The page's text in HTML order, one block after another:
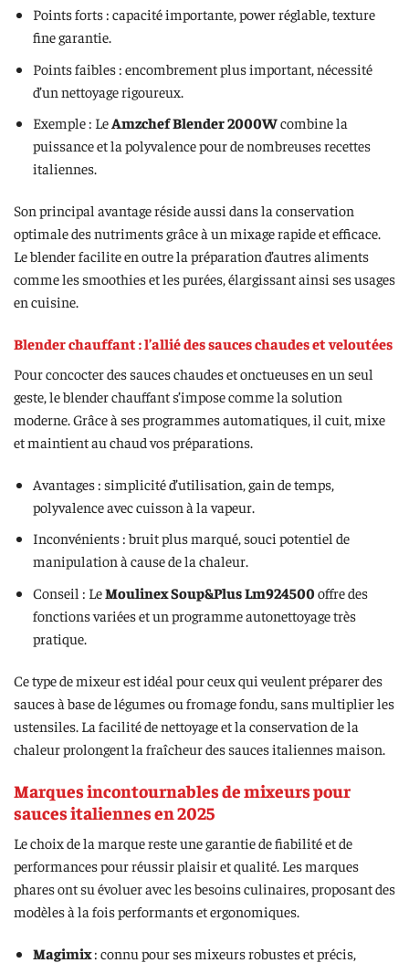
Points forts : capacité importante, power réglable, texture
fine garantie.
Points faibles : encombrement plus important, nécessité
d’un nettoyage rigoureux.
Exemple : LeAmzchef Blender 2000Wcombine la
puissance et la polyvalence pour de nombreuses recettes
italiennes.
Son principal avantage réside aussi dans la conservation
optimale des nutriments grâce à un mixage rapide et efficace.
Le blender facilite en outre la préparation d’autres aliments
comme les smoothies et les purées, élargissant ainsi ses usages
en cuisine.
Blender chauffant : l’allié des sauces chaudes et veloutées
Pour concocter des sauces chaudes et onctueuses en un seul
geste, le blender chauffant s’impose comme la solution
moderne. Grâce à ses programmes automatiques, il cuit, mixe
et maintient au chaud vos préparations.
Avantages : simplicité d’utilisation, gain de temps,
polyvalence avec cuisson à la vapeur.
Inconvénients : bruit plus marqué, souci potentiel de
manipulation à cause de la chaleur.
Conseil : LeMoulinex Soup&Plus Lm924500 offre des
fonctions variées et un programme autonettoyage très
pratique.
Ce type de mixeur est idéal pour ceux qui veulent préparer des
sauces à base de légumes ou fromage fondu, sans multiplier les
ustensiles. La facilité de nettoyage et la conservation de la
chaleur prolongent la fraîcheur des sauces italiennes maison.
Marques incontournables de mixeurs pour
sauces italiennes en 2025
Le choix de la marque reste une garantie de fiabilité et de
performances pour réussir plaisir et qualité. Les marques
phares ont su évoluer avec les besoins culinaires, proposant des
modèles à la fois performants et ergonomiques.
Magimix: connu pour ses mixeurs robustes et précis,